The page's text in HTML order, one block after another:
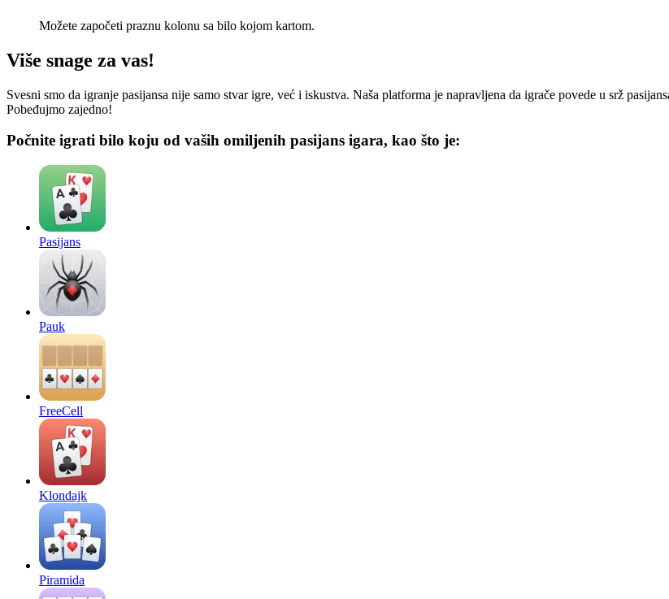
Možete započeti praznu kolonu sa bilo kojom kartom.
Više snage za vas!
Svesni smo da igranje pasijansa nije samo stvar igre, već i iskustva. Naša platforma je napravljena da igrače povede u srž
Pobeđujmo zajedno!
Počnite igrati bilo koju od vaših omiljenih pasijans igara, kao što je:
Pasijans
Pauk
FreeCell
Klondajk
Piramida